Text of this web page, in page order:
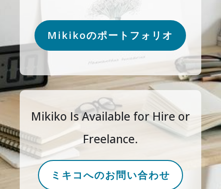
Mikikoのポートフォリオ
Mikiko Is Available for Hire or
Freelance.
ミキコへのお問い合わせ